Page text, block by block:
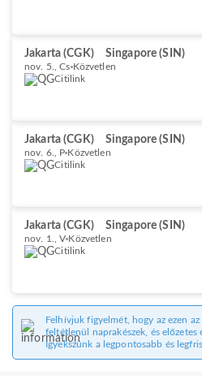
Jakarta (CGK) Singapore (SIN)
nov. 5., Cs Közvetlen
Citilink
Jakarta (CGK) Singapore (SIN)
nov. 6., P Közvetlen
Citilink
Jakarta (CGK) Singapore (SIN)
nov. 1., V Közvetlen
Citilink
Felhívjuk figyelmét, hogy az ezen
feltétlenül naprakészek, és előzetes
Igyekszünk a legpontosabb és